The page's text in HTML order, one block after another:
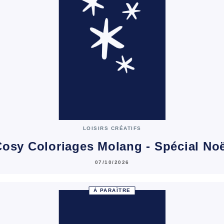
LOISIRS CRÉATIFS
Coloriages Molang - Spécial
07/10/2026
À PARAÎTRE